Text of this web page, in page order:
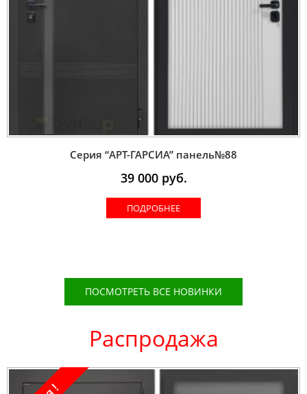
Серия “AРT-ГАРСИА” панель№88
39 000руб.
ПОДРОБНЕЕ
ПОСМОТРЕТЬ ВСЕ НОВИНКИ
Распродажа